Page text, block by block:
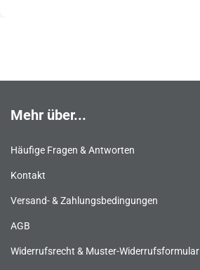
Mehr über...
Häufige Fragen & Antworten
Kontakt
Versand- & Zahlungsbedingungen
AGB
Widerrufsrecht & Muster-Widerrufsformular